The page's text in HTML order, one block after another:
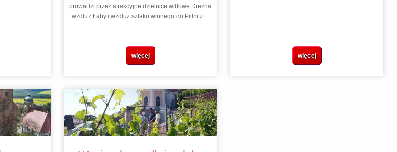
prowadzi przez atrakcyjne dzielnice willowe Drezna
wzdłuż Łaby i wzdłuż szlaku winnego do Pillnitz…
więcej więcej